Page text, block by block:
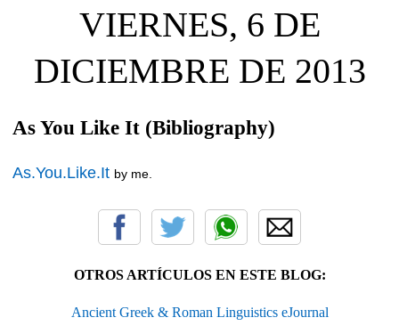
VIERNES, 6 DE
DICIEMBRE DE 2013
As You Like It (Bibliography)
As.You.Like.It by me.
OTROS ARTÍCULOS EN ESTE BLOG:
Ancient Greek & Roman Linguistics eJournal